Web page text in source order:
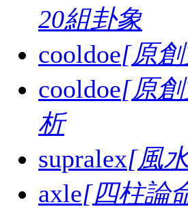
20組卦象
cooldoe[原
cooldoe[原
析
supralex[風
axle[四柱論